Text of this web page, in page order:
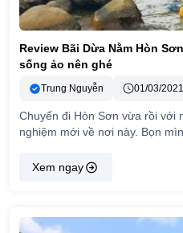
Review Bãi Dừa Nằm Hòn
sống ảo nên ghé
Trung Nguyễn 01/03/2021
Chuyến đi Hòn Sơn vừa rồi với
nghiệm mới về nơi này. Bọn
Xem ngay